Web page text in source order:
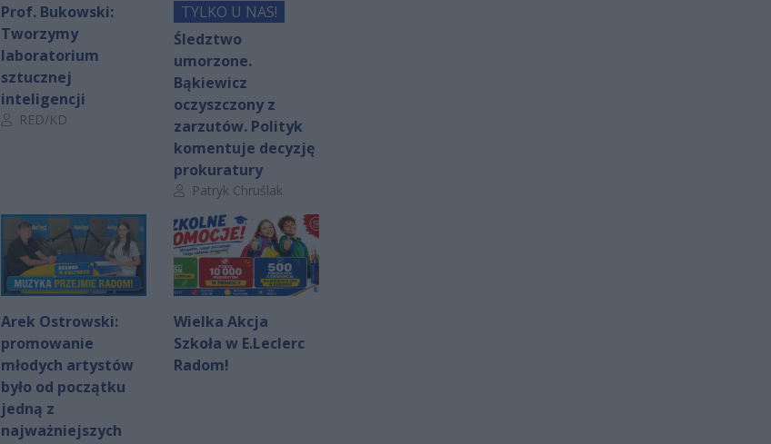
Prof. Bukowski:
Tworzymy
laboratorium
sztucznej
inteligencji
Autor artykułu:
RED/KD
TYLKO U NAS!
Śledztwo
umorzone.
Bąkiewicz
oczyszczony z
zarzutów. Polityk
komentuje decyzję
prokuratury
Autor artykułu:
Patryk Chruślak
Arek Ostrowski:
promowanie
młodych artystów
było od początku
jedną z
najważniejszych
Wielka Akcja
Szkoła w E.Leclerc
Radom!